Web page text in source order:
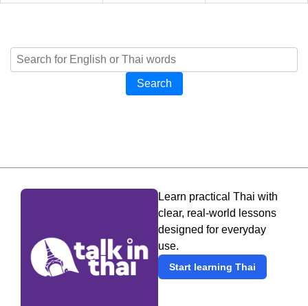
Search
Learn practical Thai with
clear, real-world lessons
designed for everyday
use.
Start learning Thai